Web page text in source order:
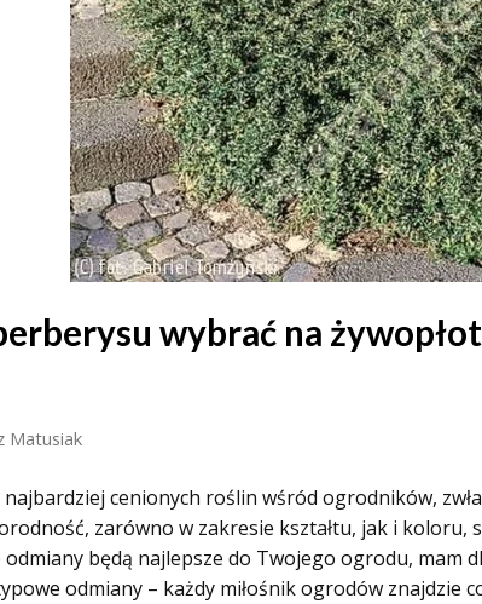
wybrać na
Matusiak
cenionych roślin wśród ogrodników,
zarówno w zakresie kształtu, jak i
będą najlepsze do Twojego ogrodu, mam
odmiany – każdy miłośnik ogrodów znajdzie